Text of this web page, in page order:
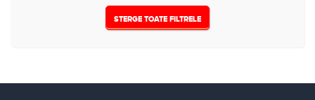
STERGE TOATE FILTRELE